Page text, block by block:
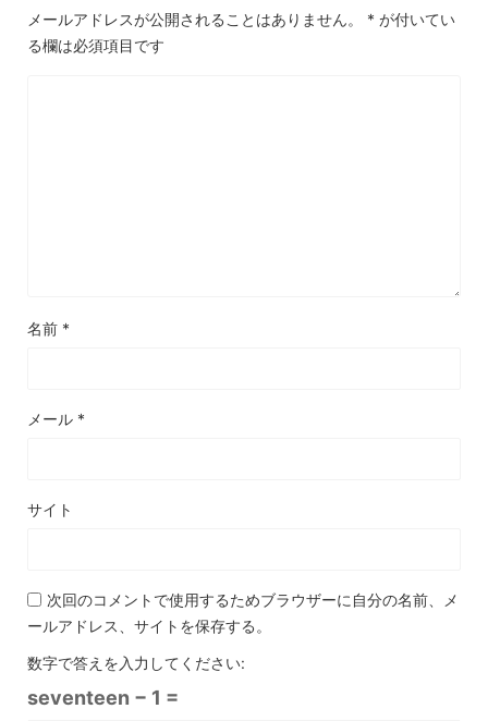
メールアドレスが公開されることはありません。 * が付いてい
る欄は必須項目です
名前 *
メール *
サイト
次回のコメントで使用するためブラウザーに自分の名前、メ
ールアドレス、サイトを保存する。
数字で答えを入力してください:
seventeen − 1 =